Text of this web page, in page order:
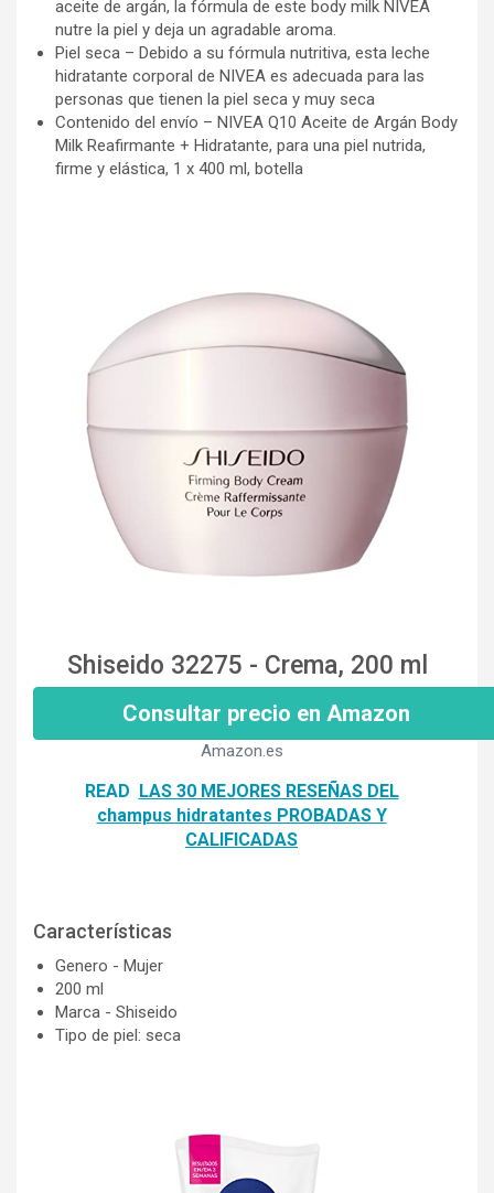
aceite de argán, la fórmula de este body milk NIVEA
nutre la piel y deja un agradable aroma.
Piel seca – Debido a su fórmula nutritiva, esta leche
hidratante corporal de NIVEA es adecuada para las
personas que tienen la piel seca y muy seca
Contenido del envío – NIVEA Q10 Aceite de Argán Body
Milk Reafirmante + Hidratante, para una piel nutrida,
firme y elástica, 1 x 400 ml, botella
Shiseido 32275 - Crema, 200 ml
Consultar precio en Amazon
Amazon.es
READ LAS 30 MEJORES RESEÑAS DEL
champus hidratantes PROBADAS Y
CALIFICADAS
Características
Genero - Mujer
200 ml
Marca - Shiseido
Tipo de piel: seca